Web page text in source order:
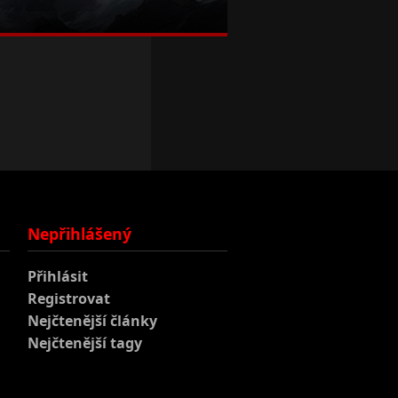
Nepřihlášený
Přihlásit
Registrovat
Nejčtenější články
Nejčtenější tagy